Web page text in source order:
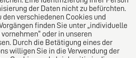
Netzwerk
der Daten nicht zu befürchten.
den verschiedenen Cookies und
finden Sie unter „individuelle
oder in unseren
Durch die Betätigung eines der
willigen Sie in die Verwendung der